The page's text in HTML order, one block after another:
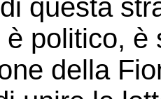
questa
politico, è
della